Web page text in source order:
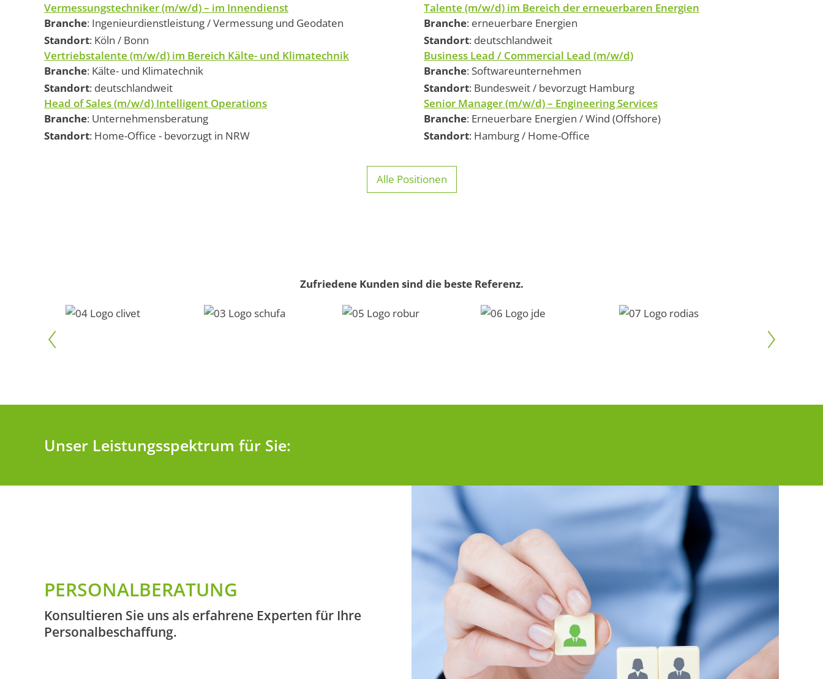
Vermessungstechniker (m/w/d) – im Innendienst
Branche: Ingenieurdienstleistung / Vermessung und Geodaten
Standort: Köln / Bonn
Talente (m/w/d) im Bereich der erneuerbaren Energien
Branche: erneuerbare Energien
Standort: deutschlandweit
Vertriebstalente (m/w/d) im Bereich Kälte- und Klimatechnik
Branche: Kälte- und Klimatechnik
Standort: deutschlandweit
Business Lead / Commercial Lead (m/w/d)
Branche: Softwareunternehmen
Standort: Bundesweit / bevorzugt Hamburg
Head of Sales (m/w/d) Intelligent Operations
Branche: Unternehmensberatung
Standort: Home-Office - bevorzugt in NRW
Senior Manager (m/w/d) – Engineering Services
Branche: Erneuerbare Energien / Wind (Offshore)
Standort: Hamburg / Home-Office
Alle Positionen
Zufriedene Kunden sind die beste Referenz.
Unser Leistungsspektrum für Sie:
PERSONALBERATUNG
Konsultieren Sie uns als erfahrene Experten für Ihre
Personalbeschaffung.